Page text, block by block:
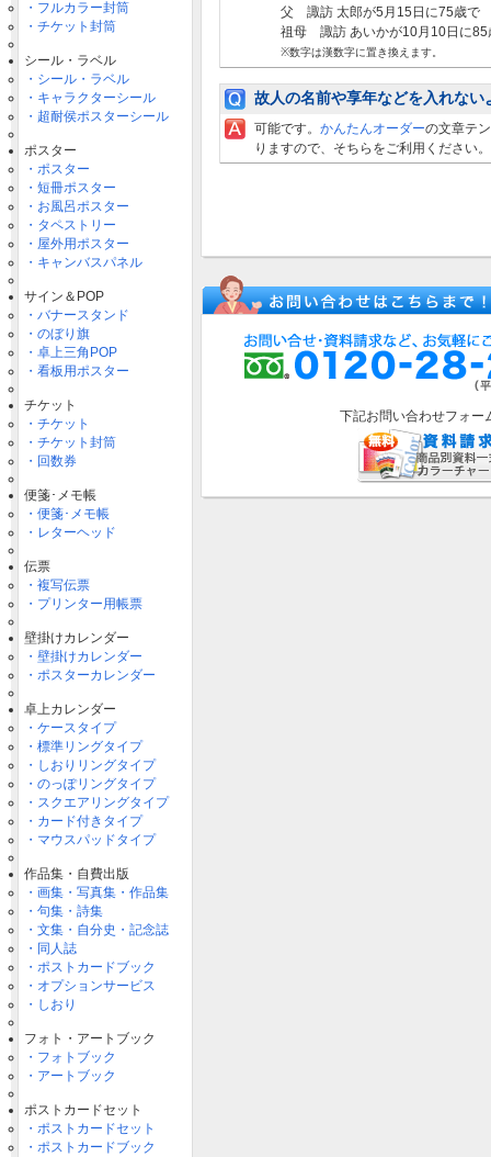
・フルカラー封筒
・チケット封筒
シール・ラベル
・シール・ラベル
・キャラクターシール
・超耐侯ポスターシール
ポスター
・ポスター
・短冊ポスター
・お風呂ポスター
・タペストリー
・屋外用ポスター
・キャンバスパネル
サイン＆POP
・バナースタンド
・のぼり旗
・卓上三角POP
・看板用ポスター
チケット
・チケット
・チケット封筒
・回数券
便箋･メモ帳
・便箋･メモ帳
・レターヘッド
伝票
・複写伝票
・プリンター用帳票
壁掛けカレンダー
・壁掛けカレンダー
・ポスターカレンダー
卓上カレンダー
・ケースタイプ
・標準リングタイプ
・しおりリングタイプ
・のっぽリングタイプ
・スクエアリングタイプ
・カード付きタイプ
・マウスパッドタイプ
作品集・自費出版
・画集・写真集・作品集
・句集・詩集
・文集・自分史・記念誌
・同人誌
・ポストカードブック
・オプションサービス
・しおり
フォト・アートブック
・フォトブック
・アートブック
ポストカードセット
・ポストカードセット
・ポストカードブック
父 諏訪 太郎が5月15日に75歳で
祖母 諏訪 あいかが10月10日に85
※数字は漢数字に置き換えます。
故人の名前や享年などを入れな
可能です。 かんたんオーダーの文章テ
りますので、そちらをご利用ください。
下記お問い合わせフォー